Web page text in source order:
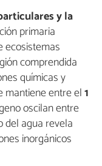
y la
primaria
ecosistemas
comprendida
químicas y
mantiene entre el1
oscilan entre
del agua revela
inorgánicos